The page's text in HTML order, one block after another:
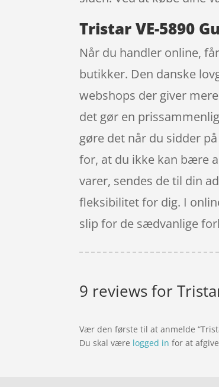
Tristar VE-5890
Når du handler online,
butikker. Den danske
webshops der giver
det gør en
gøre det når du sidder
for, at du ikke kan bære
varer, sendes de til din
fleksibilitet for dig. I
slip for de sædvanlige
9 reviews for
Vær den første til at anmelde
Du skal være logged in for at